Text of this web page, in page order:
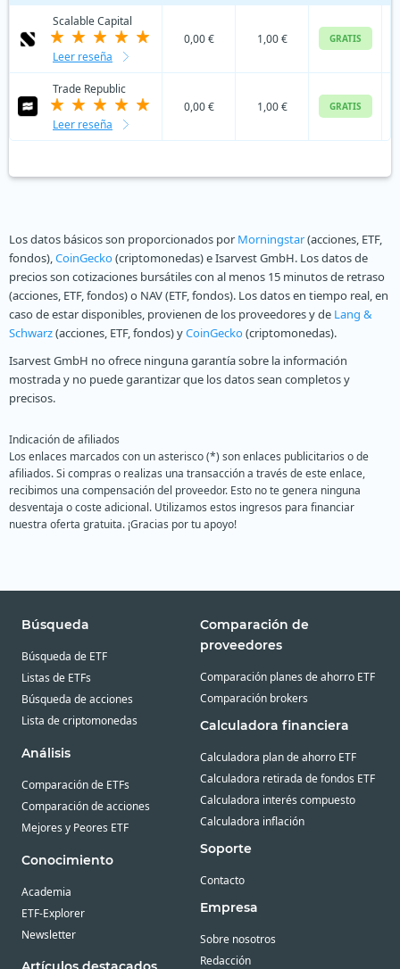
Scalable Capital
Leer reseña
0,00 € 1,00 € GRATIS
Trade Republic
Leer reseña
0,00 € 1,00 € GRATIS
Los datos básicos son proporcionados por Morningstar(acciones, ETF,
fondos),CoinGecko(criptomonedas) e Isarvest GmbH. Los datos de
precios son cotizaciones bursátiles con al menos 15 minutos de retraso
(acciones, ETF, fondos) o NAV (ETF, fondos). Los datos en tiempo real, en
caso de estar disponibles, provienen de los proveedores y de Lang &
Schwarz(acciones, ETF, fondos) yCoinGecko(criptomonedas).
Isarvest GmbH no ofrece ninguna garantía sobre la información
mostrada y no puede garantizar que los datos sean completos y
precisos.
Indicación de afiliados
Los enlaces marcados con un asterisco (*) son enlaces publicitarios o de
afiliados. Si compras o realizas una transacción a través de este enlace,
recibimos una compensación del proveedor. Esto no te genera ninguna
desventaja o coste adicional. Utilizamos estos ingresos para financiar
nuestra oferta gratuita. ¡Gracias por tu apoyo!
Búsqueda
Búsqueda de ETF
Listas de ETFs
Búsqueda de acciones
Lista de criptomonedas
Análisis
Comparación de ETFs
Comparación de acciones
Mejores y Peores ETF
Conocimiento
Academia
ETF-Explorer
Newsletter
Comparación de
proveedores
Comparación planes de ahorro ETF
Comparación brokers
Calculadora financiera
Calculadora plan de ahorro ETF
Calculadora retirada de fondos ETF
Calculadora interés compuesto
Calculadora inflación
Soporte
Contacto
Empresa
Sobre nosotros
Redacción